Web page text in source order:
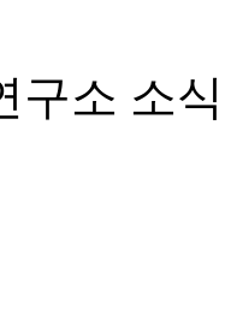
구소 소식